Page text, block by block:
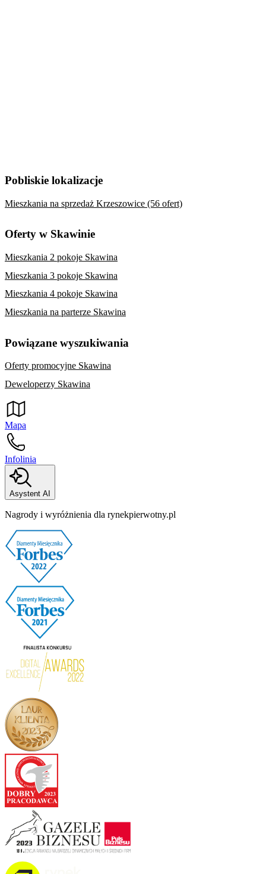
Pobliskie lokalizacje
Mieszkania na sprzedaż Krzeszowice (56 ofert)
Oferty w Skawinie
Mieszkania 2 pokoje Skawina
Mieszkania 3 pokoje Skawina
Mieszkania 4 pokoje Skawina
Mieszkania na parterze Skawina
Powiązane wyszukiwania
Oferty promocyjne Skawina
Deweloperzy Skawina
Mapa
Infolinia
Asystent AI
Nagrody i wyróżnienia dla rynekpierwotny.pl